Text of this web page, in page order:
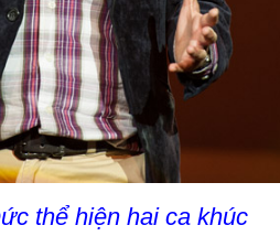
thể hiện hai ca khúc